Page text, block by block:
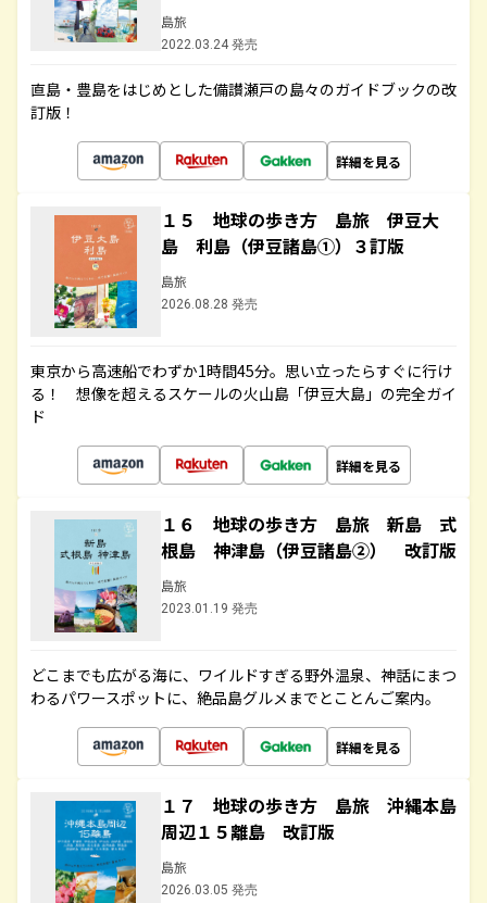
島旅
2022.03.24 発売
直島・豊島をはじめとした備讃瀬戸の島々のガイドブックの改
訂版！
詳細を見る
１５ 地球の歩き方 島旅 伊豆大
島 利島（伊豆諸島①）３訂版
島旅
2026.08.28 発売
東京から高速船でわずか1時間45分。思い立ったらすぐに行け
る！ 想像を超えるスケールの火山島「伊豆大島」の完全ガイ
ド
詳細を見る
１６ 地球の歩き方 島旅 新島 式
根島 神津島（伊豆諸島②） 改訂版
島旅
2023.01.19 発売
どこまでも広がる海に、ワイルドすぎる野外温泉、神話にまつ
わるパワースポットに、絶品島グルメまでとことんご案内。
詳細を見る
１７ 地球の歩き方 島旅 沖縄本島
周辺１５離島 改訂版
島旅
2026.03.05 発売